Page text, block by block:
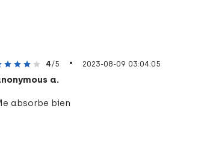
4/5 • 2023-08-09 03:04:05
a.
absorbe bien